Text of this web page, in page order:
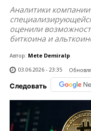
Аналитики
оценили
биткоина и
Автор: Mete Demiralp
03.06.2026 - 23:35
Следовать